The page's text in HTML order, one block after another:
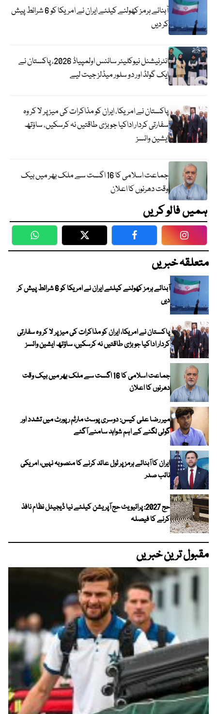
آبنائے ہرمز کھولنے کیلئے ایران نے امریکا کو 6 شرائط پیش
کر دیں
انٹرنیشنل نیوکلیئر سائنس اولمپیاڈ 2026، پاکستان نے
ایک گولڈ اور دو سلور میڈلز جیت لیے
پاکستان نے امریکا، ایران کو مذاکرات کی میز پر لا کر وہ
سفارتی کردار اداکیا جو بڑی طاقتیں نہ کرسکیں، ساؤتھ
ایشین وائسز
جماعت اسلامی کا 16 اگست سے ملک بھر میں بیک
وقت دھرنوں کا اعلان
ہمیں فالو کریں
WhatsApp Twitter Facebook
متعلقہ خبریں
آبنائے ہرمز کھولنے کیلئے ایران نے امریکا کو 6 شرائط پیش کر
دیں
پاکستان نے امریکا، ایران کو مذاکرات کی میز پر لا کر وہ سفارتی
کردار اداکیا جو بڑی طاقتیں نہ کرسکیں، ساؤتھ ایشین وائسز
جماعت اسلامی کا 16 اگست سے ملک بھر میں بیک وقت
دھرنوں کا اعلان
میر رضا علی کیس: دوسری پوسٹ مارٹم رپورٹ میں تشدد اور
گولی لگنے کے اہم شواہد سامنے آگئے
ایران کا آبنائے ہرمز پر ٹول عائد کرنے کا منصوبہ نہیں، امریکی
نائب صدر
حج 2027: پرائیویٹ حج آپریشن کیلئے نیا ڈیجیٹل نظام نافذ
کرنے کا فیصلہ
مقبول ترین خبریں